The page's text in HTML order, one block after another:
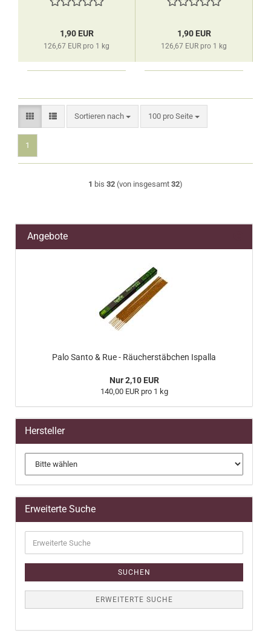
1,90 EUR
126,67 EUR pro 1 kg
1,90 EUR
126,67 EUR pro 1 kg
Sortieren nach
Sortieren nach 100 pro Seite
pro Seite
1
1 bis 32 (von insgesamt 32)
Angebote
Palo Santo & Rue - Räucherstäbchen Ispalla
Nur 2,10 EUR
140,00 EUR pro 1 kg
Hersteller
Erweiterte Suche
Suche
SUCHEN
ERWEITERTE SUCHE